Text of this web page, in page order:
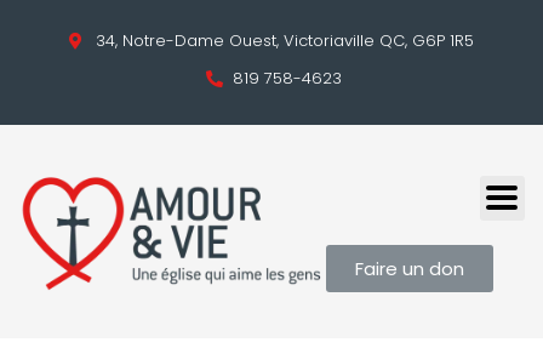
34, Notre-Dame Ouest, Victoriaville QC, G6P 1R5
819 758-4623
Faire un don